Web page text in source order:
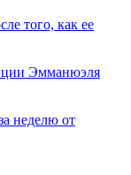
того, как ее
Эмманюэля
неделю от